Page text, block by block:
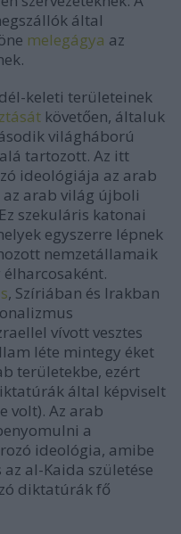
által
melegágya az
keleti területeinek
követően, általuk
világháború
tartozott. Az itt
ideológiája az arab
az arab világ újboli
szekuláris katonai
egyszerre lépnek
nemzetállamaik
, Szíriában és Irakban
vívott vesztes
léte mintegy éket
területekbe, ezért
által képviselt
volt). Az arab
a
ideológia, amibe
az al-Kaida születése
diktatúrák fő